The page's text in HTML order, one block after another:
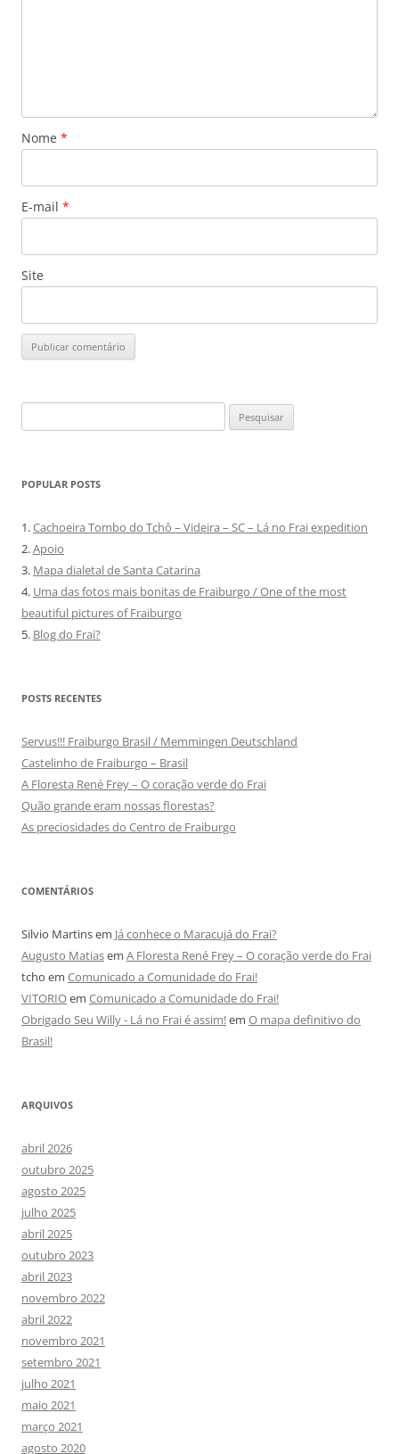
Nome *
E-mail *
Site
por:
POPULAR POSTS
1.Cachoeira Tombo do Tchô – Videira – SC – Lá no Frai expedition
2.Apoio
3. Mapa dialetal de Santa Catarina
4. Uma das fotos mais bonitas de Fraiburgo / One of the most
beautiful pictures of Fraiburgo
5. Blog do Frai?
POSTS RECENTES
Servus!!! Fraiburgo Brasil / Memmingen Deutschland
Castelinho de Fraiburgo – Brasil
A Floresta René Frey – O coração verde do Frai
Quão grande eram nossas florestas?
As preciosidades do Centro de Fraiburgo
COMENTÁRIOS
Silvio Martinsem Já conhece o Maracujá do Frai?
Augusto Matiasem A Floresta René Frey – O coração verde do Frai
tcho em Comunicado a Comunidade do Frai!
VITORIOem Comunicado a Comunidade do Frai!
Obrigado Seu Willy - Lá no Frai é assim!em O mapa definitivo do
Brasil!
ARQUIVOS
abril 2026
outubro 2025
agosto 2025
julho 2025
abril 2025
outubro 2023
abril 2023
novembro 2022
abril 2022
novembro 2021
setembro 2021
julho 2021
maio 2021
março 2021
agosto 2020